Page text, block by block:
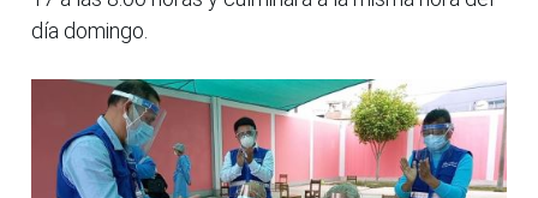
día domingo.